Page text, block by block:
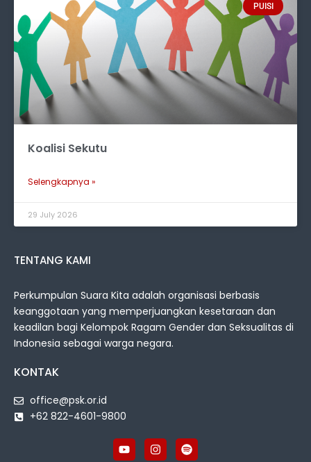
PUISI
Koalisi Sekutu
Selengkapnya »
29 July 2026
TENTANG KAMI
Perkumpulan Suara Kita adalah organisasi berbasis
keanggotaan yang memperjuangkan kesetaraan dan
keadilan bagi Kelompok Ragam Gender dan Seksualitas di
Indonesia sebagai warga negara.
KONTAK
office@psk.or.id
+62 822-4601-9800